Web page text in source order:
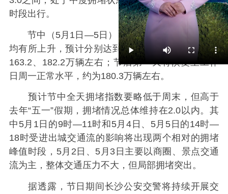
时段出行。
节中（5月1日—5日），城区车辆活跃度较往年
均有所上升，预计分别达到177.6、154.7、156.5、
163.2、182.2万辆左右；节后第一天将恢复至工作
日周一正常水平，约为180.3万辆左右。
预计节中全天拥堵指数要略低于周末，但高于
去年“五一”假期，拥堵情况总体维持在2.0以内。其
中5月1日的9时—11时和5月4日、5月5日的14时—
18时受进出城交通流的影响将出现两个相对的拥堵
峰值时段，5月2日、5月3日主要以商圈、景点交通
流为主，整体交通压力不大，但局部拥堵突出。
据透露，节日期间长沙公安交警将持续开展交